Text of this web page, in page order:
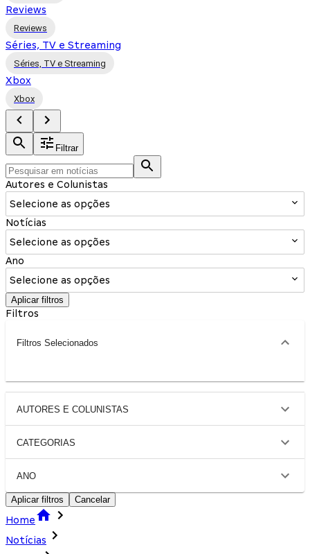
Reviews
Reviews
Séries, TV e Streaming
Séries, TV e Streaming
Xbox
Xbox
Filtrar
Autores e Colunistas
Selecione as opções
Notícias
Selecione as opções
Ano
Selecione as opções
Aplicar filtros
Filtros
Filtros Selecionados
AUTORES E COLUNISTAS
CATEGORIAS
ANO
Aplicar filtros Cancelar
Home
Notícias